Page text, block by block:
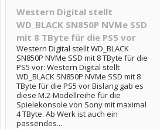
Western Digital stellt
WD_BLACK SN850P NVMe SSD
mit 8 TByte für die PS5 vor
Western Digital stellt WD_BLACK
SN850P NVMe SSD mit 8 TByte für die
PS5 vor: Western Digital stellt
WD_BLACK SN850P NVMe SSD mit 8
TByte für die PS5 vor Bislang gab es
diese M.2-Modellreihe für die
Spielekonsole von Sony mit maximal
4 TByte. Ab Werk ist auch ein
passendes...